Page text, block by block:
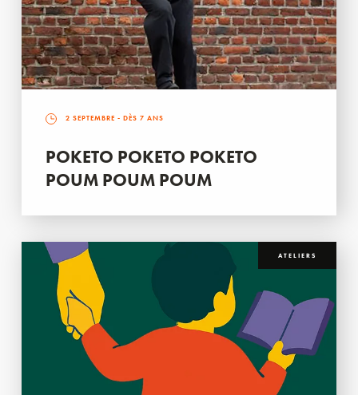
2 SEPTEMBRE - DÈS 7 ANS
POKETO POKETO POKETO
POUM POUM POUM
ATELIERS